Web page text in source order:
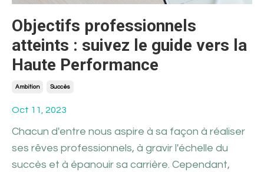
Objectifs professionnels
atteints : suivez le guide vers la
Haute Performance
Ambition Succès
Oct 11, 2023
Chacun d'entre nous aspire à sa façon à réaliser
ses rêves professionnels, à gravir l'échelle du
succès et à épanouir sa carrière. Cependant,